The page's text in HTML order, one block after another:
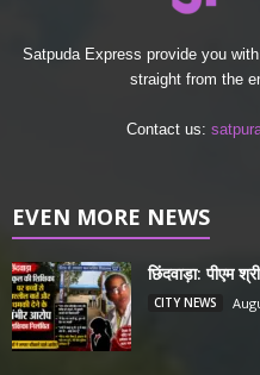
Satpuda Express provide you
straight from the
Contact us:
EVEN MORE NEWS
छिंदवाड़ा: पीएम
CITY NEWS